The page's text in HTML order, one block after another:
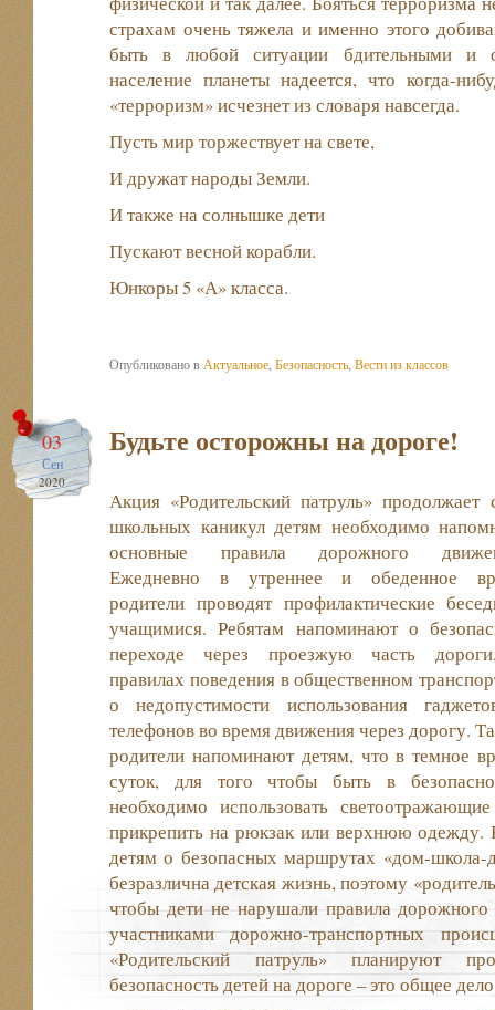
страхам очень тяжела и именно этого
быть в любой ситуации бдительными и
население планеты надеется, что когда-
«терроризм» исчезнет из словаря навсегда.
Пусть мир торжествует на свете,
И дружат народы Земли.
И также на солнышке дети
Пускают весной корабли.
Юнкоры 5 «А» класса.
Опубликовано в Актуальное Безопасность Вести из классов
03
Сен
2020
Будьте осторожны на дороге!
Акция «Родительский патруль»
школьных каникул детям необходимо
основные правила дорожного
Ежедневно в утреннее и обеденное
родители проводят профилактические
учащимися. Ребятам напоминают о
переходе через проезжую часть
правилах поведения в общественном
о недопустимости использования
телефонов во время движения через дорогу.
родители напоминают детям, что в темное
суток, для того чтобы быть в
необходимо использовать
прикрепить на рюкзак или верхнюю одежду.
детям о безопасных маршрутах «дом-
безразлична детская жизнь, поэтому
чтобы дети не нарушали правила
участниками дорожно-транспортных
«Родительский патруль» планируют
безопасность детей на дороге – это общее